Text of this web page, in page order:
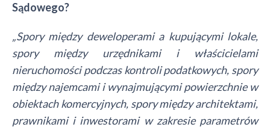
Sądowego?
„Spory między deweloperami a kupującymi lokale,
spory między urzędnikami i właścicielami
nieruchomości podczas kontroli podatkowych, spory
między najemcami i wynajmującymi powierzchnie w
obiektach komercyjnych, spory między architektami,
prawnikami i inwestorami w zakresie parametrów